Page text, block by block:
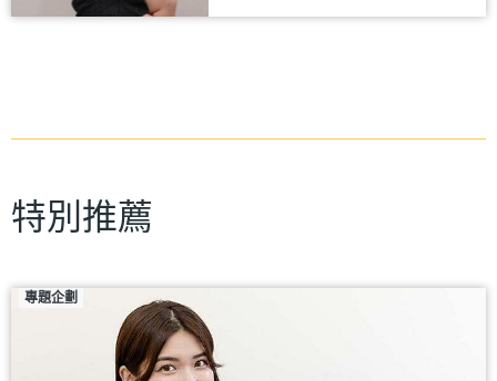
特別推薦
專題企劃